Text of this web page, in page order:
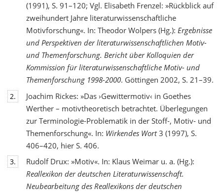
(1991), S. 91–120; Vgl. Elisabeth Frenzel: »Rückblick auf
zweihundert Jahre literaturwissenschaftliche
Motivforschung«. In: Theodor Wolpers (Hg.): Ergebnisse
und Perspektiven der literaturwissenschaftlichen Motiv-
und Themenforschung. Bericht über Kolloquien der
Kommission für literaturwissenschaftliche Motiv- und
Themenforschung 1998-2000. Göttingen 2002, S. 21–39.
2.
Joachim Rickes: »Das ›Gewittermotiv‹ in Goethes
Werther – motivtheoretisch betrachtet. Überlegungen
zur Terminologie-Problematik in der Stoff-, Motiv- und
Themenforschung«. In: Wirkendes Wort3 (1997), S.
406–420, hier S. 406.
3.
Rudolf Drux: »Motiv«. In: Klaus Weimar u. a. (Hg.):
Reallexikon der deutschen Literaturwissenschaft.
Neubearbeitung des Reallexikons der deutschen